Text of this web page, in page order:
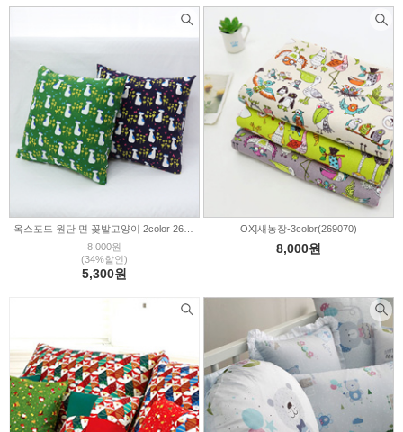
8,000원
(34%할인)
5,300원
OX]새농장-3color(269070)
8,000원